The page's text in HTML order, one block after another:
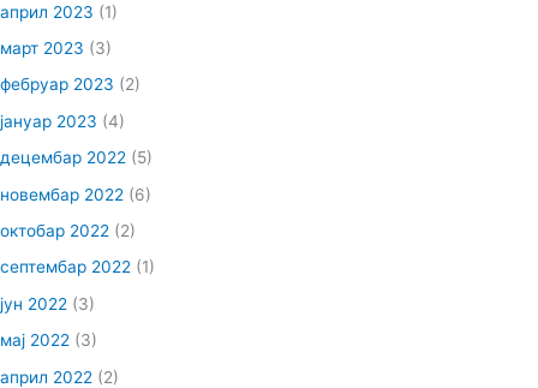
април 2023 (1)
март 2023 (3)
фебруар 2023 (2)
јануар 2023 (4)
децембар 2022 (5)
новембар 2022 (6)
октобар 2022 (2)
септембар 2022 (1)
јун 2022 (3)
мај 2022 (3)
април 2022 (2)